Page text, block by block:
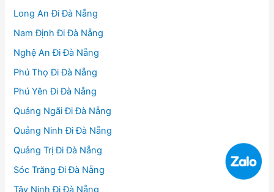
Long An Đi Đà Nẵng
Nam Định Đi Đà Nẵng
Nghệ An Đi Đà Nẵng
Phú Thọ Đi Đà Nẵng
Phú Yên Đi Đà Nẵng
Quảng Ngãi Đi Đà Nẵng
Quảng Ninh Đi Đà Nẵng
Quảng Trị Đi Đà Nẵng
Sóc Trăng Đi Đà Nẵng
Tây Ninh Đi Đà Nẵng